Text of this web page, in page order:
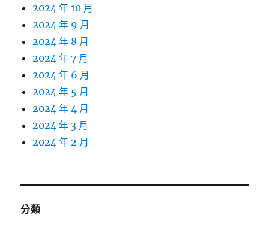
2024 年 10 月
2024 年 9 月
2024 年 8 月
2024 年 7 月
2024 年 6 月
2024 年 5 月
2024 年 4 月
2024 年 3 月
2024 年 2 月
分類